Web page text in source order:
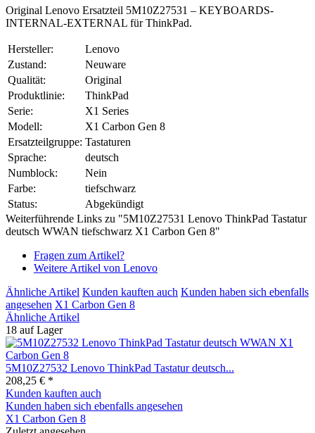
Original Lenovo Ersatzteil 5M10Z27531 – KEYBOARDS-
INTERNAL-EXTERNAL für ThinkPad.
Hersteller:
Lenovo
Zustand:
Neuware
Qualität:
Original
Produktlinie:
ThinkPad
Serie:
X1 Series
Modell:
X1 Carbon Gen 8
Ersatzteilgruppe: Tastaturen
Sprache:
deutsch
Numblock:
Nein
Farbe:
tiefschwarz
Status:
Abgekündigt
Weiterführende Links zu "5M10Z27531 Lenovo ThinkPad Tastatur
deutsch WWAN tiefschwarz X1 Carbon Gen 8"
Fragen zum Artikel?
Weitere Artikel von Lenovo
Ähnliche Artikel Kunden kauften auch Kunden haben sich ebenfalls
angesehen X1 Carbon Gen 8
Ähnliche Artikel
18 auf Lager
5M10Z27532 Lenovo ThinkPad Tastatur deutsch...
208,25 € *
Kunden kauften auch
Kunden haben sich ebenfalls angesehen
X1 Carbon Gen 8